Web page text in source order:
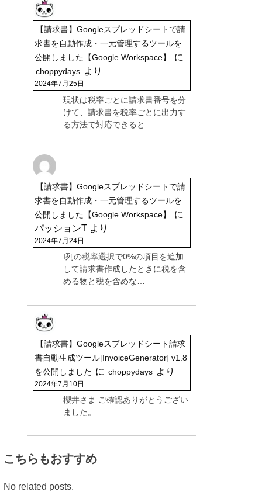
【請求書】Googleスプレッドシートで請
求書を自動作成・一元管理するツールを
公開しました【Google Workspace】
に
choppydays より
2024年7月25日
現状は税率ごとに請求書番号を分
けて、請求書を税率ごとに出力す
る方法で対応できると…
【請求書】Googleスプレッドシートで請
求書を自動作成・一元管理するツールを
公開しました【Google Workspace】
に
パッションT より
2024年7月24日
I列の税率選択で0%の項目を追加
して請求書作成したときに税を含
める物と税を含めな…
【請求書】Googleスプレッドシート請求
書自動生成ツール[InvoiceGenerator] v1.8
を公開しました に choppydays より
2024年7月10日
櫻井さま ご確認ありがとうござい
ました。
こちらもおすすめ
No related posts.